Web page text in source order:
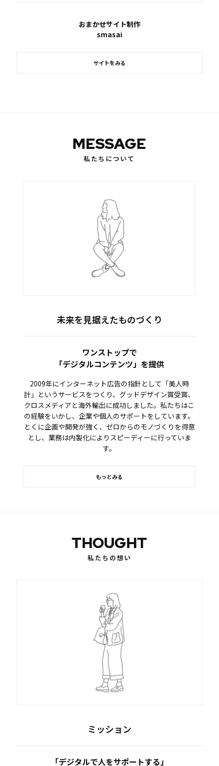
おまかせサイト制作
smasai
サイトをみる
MESSAGE
私たちについて
未来を見据えたものづくり
ワンストップで
「デジタルコンテンツ」を提供
2009年にインターネット広告の指針として「美人時
計」というサービスをつくり、グッドデザイン賞受賞、
クロスメディアと海外輸出に成功しました。私たちはこ
の経験をいかし、企業や個人のサポートをしています。
とくに企画や開発が強く、ゼロからのモノづくりを得意
とし、業務は内製化によりスピーディーに行っていま
す。
もっとみる
THOUGHT
私たちの想い
ミッション
「デジタルで人をサポートする」